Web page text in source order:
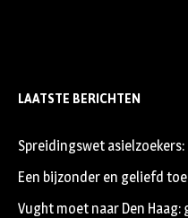
LAATSTE BERICHTEN
Spreidingswet
Een bijzonder en geliefd
Vught moet naar Den